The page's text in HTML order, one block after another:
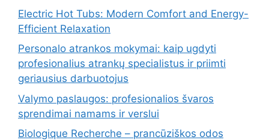
Electric Hot Tubs: Modern Comfort and Energy-
Efficient Relaxation
Personalo atrankos mokymai: kaip ugdyti
profesionalius atrankų specialistus ir priimti
geriausius darbuotojus
Valymo paslaugos: profesionalios švaros
sprendimai namams ir verslui
Biologique Recherche – prancūziškos odos